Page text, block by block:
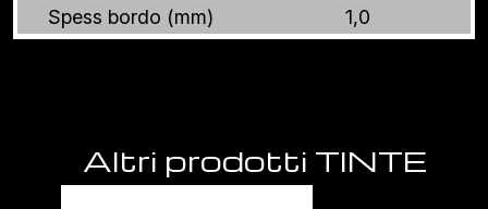
Spess bordo (mm) 1,0
Altri prodotti TINTE
UNITE